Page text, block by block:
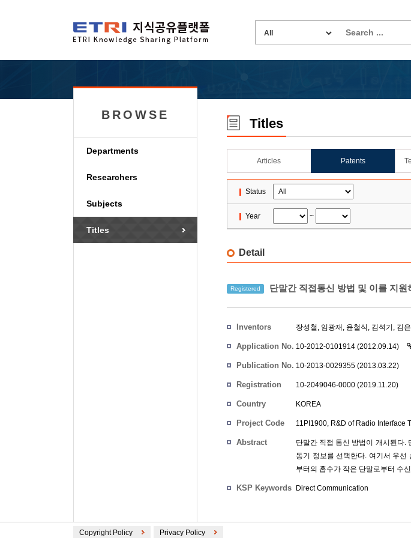
BROWSE
Departments
Researchers
Subjects
Titles
Titles
Articles Patents
Status
Year ~
Detail
Registered 단말간 직접통신 방법 및 이를 지원
Inventors 장성철 , 임광재 , 윤철식, 김석기 , 김
Application No. 10-2012-0101914 (2012.09.14)
Publication No. 10-2013-0029355 (2013.03.22)
Registration
10-2049046-0000 (2019.11.20)
Country KOREA
Project Code 11PI1900, R&D of Radio Interface
Abstract
단말간 직접 통신 방법이 개시된다.
동기 정보를 선택한다. 여기서 우
부터의 홉수가 작은 단말로부터 수
KSP Keywords Direct Communication
Copyright Policy Privacy Policy